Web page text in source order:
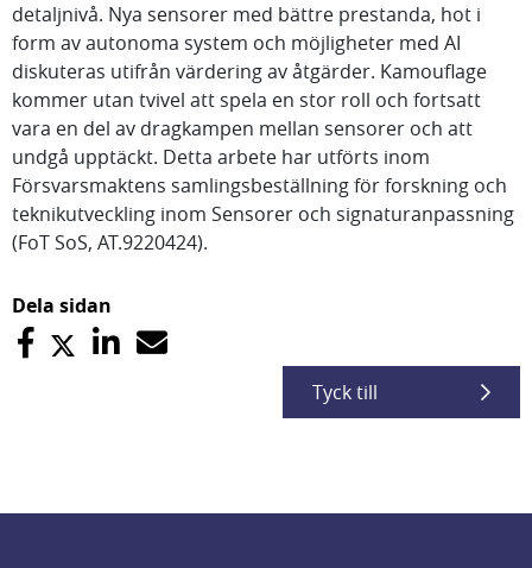
detaljnivå. Nya sensorer med bättre prestanda, hot i
form av autonoma system och möjligheter med AI
diskuteras utifrån värdering av åtgärder. Kamouflage
kommer utan tvivel att spela en stor roll och fortsatt
vara en del av dragkampen mellan sensorer och att
undgå upptäckt. Detta arbete har utförts inom
Försvarsmaktens samlingsbeställning för forskning och
teknikutveckling inom Sensorer och signaturanpassning
(FoT SoS, AT.9220424).
Dela sidan
Tyck till